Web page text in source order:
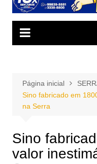
Página inicial
Sino fabricado em
na Serra
Sino
valor